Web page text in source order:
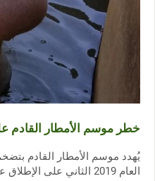
خطر موسم الأمطار القادم
يُهدد موسم الأمطار القادم
العام 2019 الثاني